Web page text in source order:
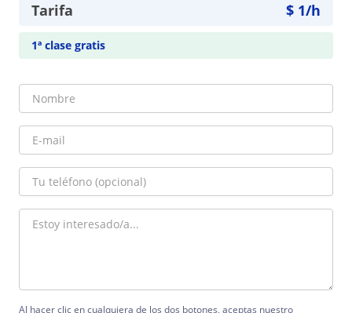
Tarifa $ 1/h
1ª clase gratis
Al hacer clic en cualquiera de los dos botones, aceptas nuestro